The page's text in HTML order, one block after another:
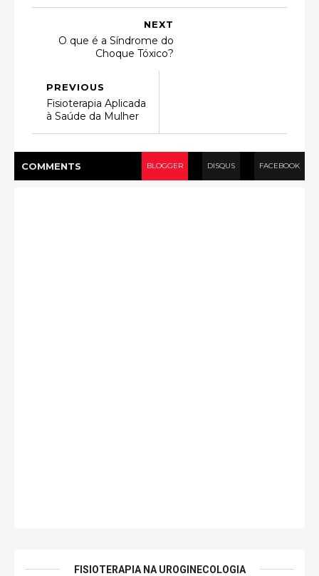
NEXT
O que é a Síndrome do
Choque Tóxico?
PREVIOUS
Fisioterapia Aplicada
à Saúde da Mulher
COMMENTS BLOGGER DISQUS FACEBOOK
FISIOTERAPIA NA UROGINECOLOGIA